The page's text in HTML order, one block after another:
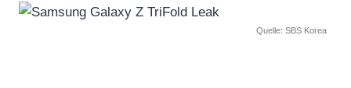
Quelle: SBS Korea